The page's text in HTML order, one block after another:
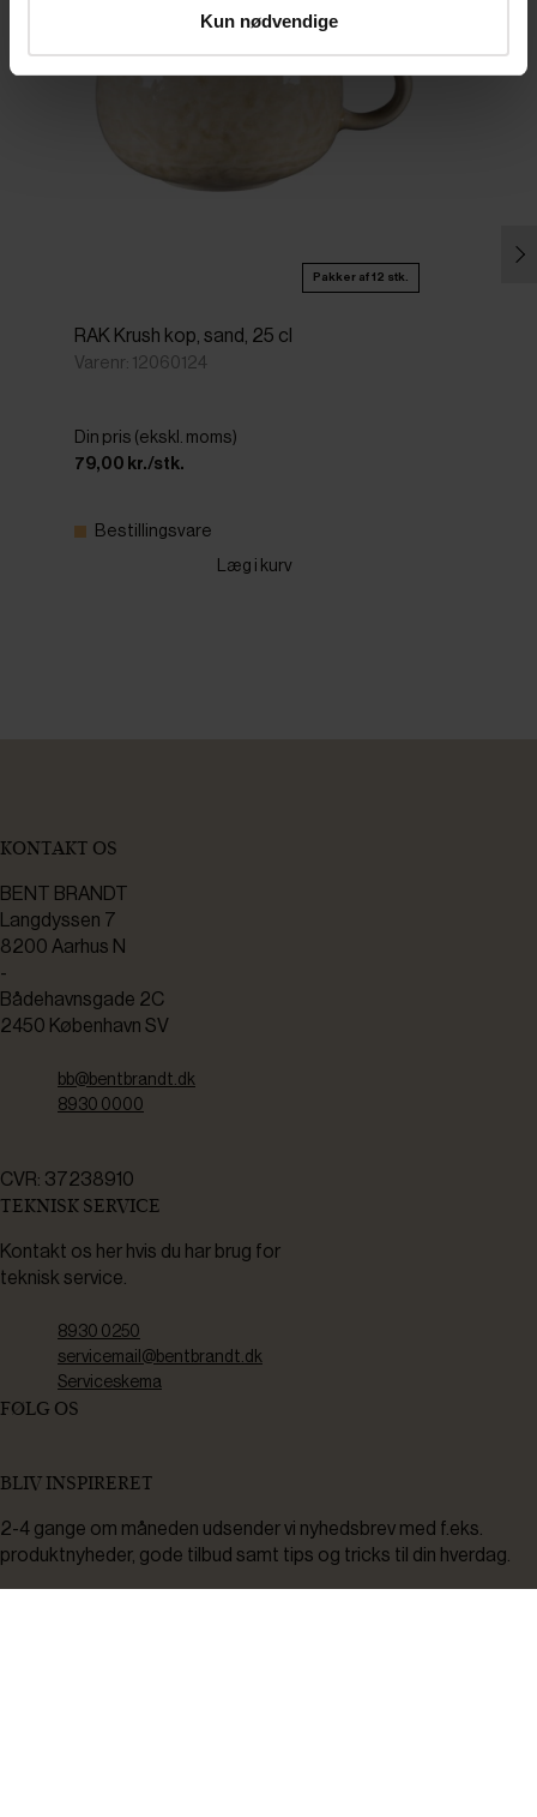
Kun nødvendige
Pakker af 12 stk.
RAK Krush kop, sand, 25 cl
Varenr: 12060124
Din pris (ekskl. moms)
79,00 kr./stk.
Bestillingsvare
Læg i kurv
KONTAKT OS
BENT BRANDT
Langdyssen 7
8200 Aarhus N
-
Bådehavnsgade 2C
2450 København SV
bb@bentbrandt.dk
8930 0000
CVR: 37238910
TEKNISK SERVICE
Kontakt os her hvis du har brug for
teknisk service.
8930 0250
servicemail@bentbrandt.dk
Serviceskema
FØLG OS
BLIV INSPIRERET
2-4 gange om måneden udsender vi nyhedsbrev med f.eks.
produktnyheder, gode tilbud samt tips og tricks til din hverdag.